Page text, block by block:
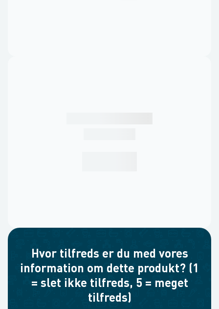
Hvor tilfreds er du med vores
information om dette produkt? (1
= slet ikke tilfreds, 5 = meget
tilfreds)